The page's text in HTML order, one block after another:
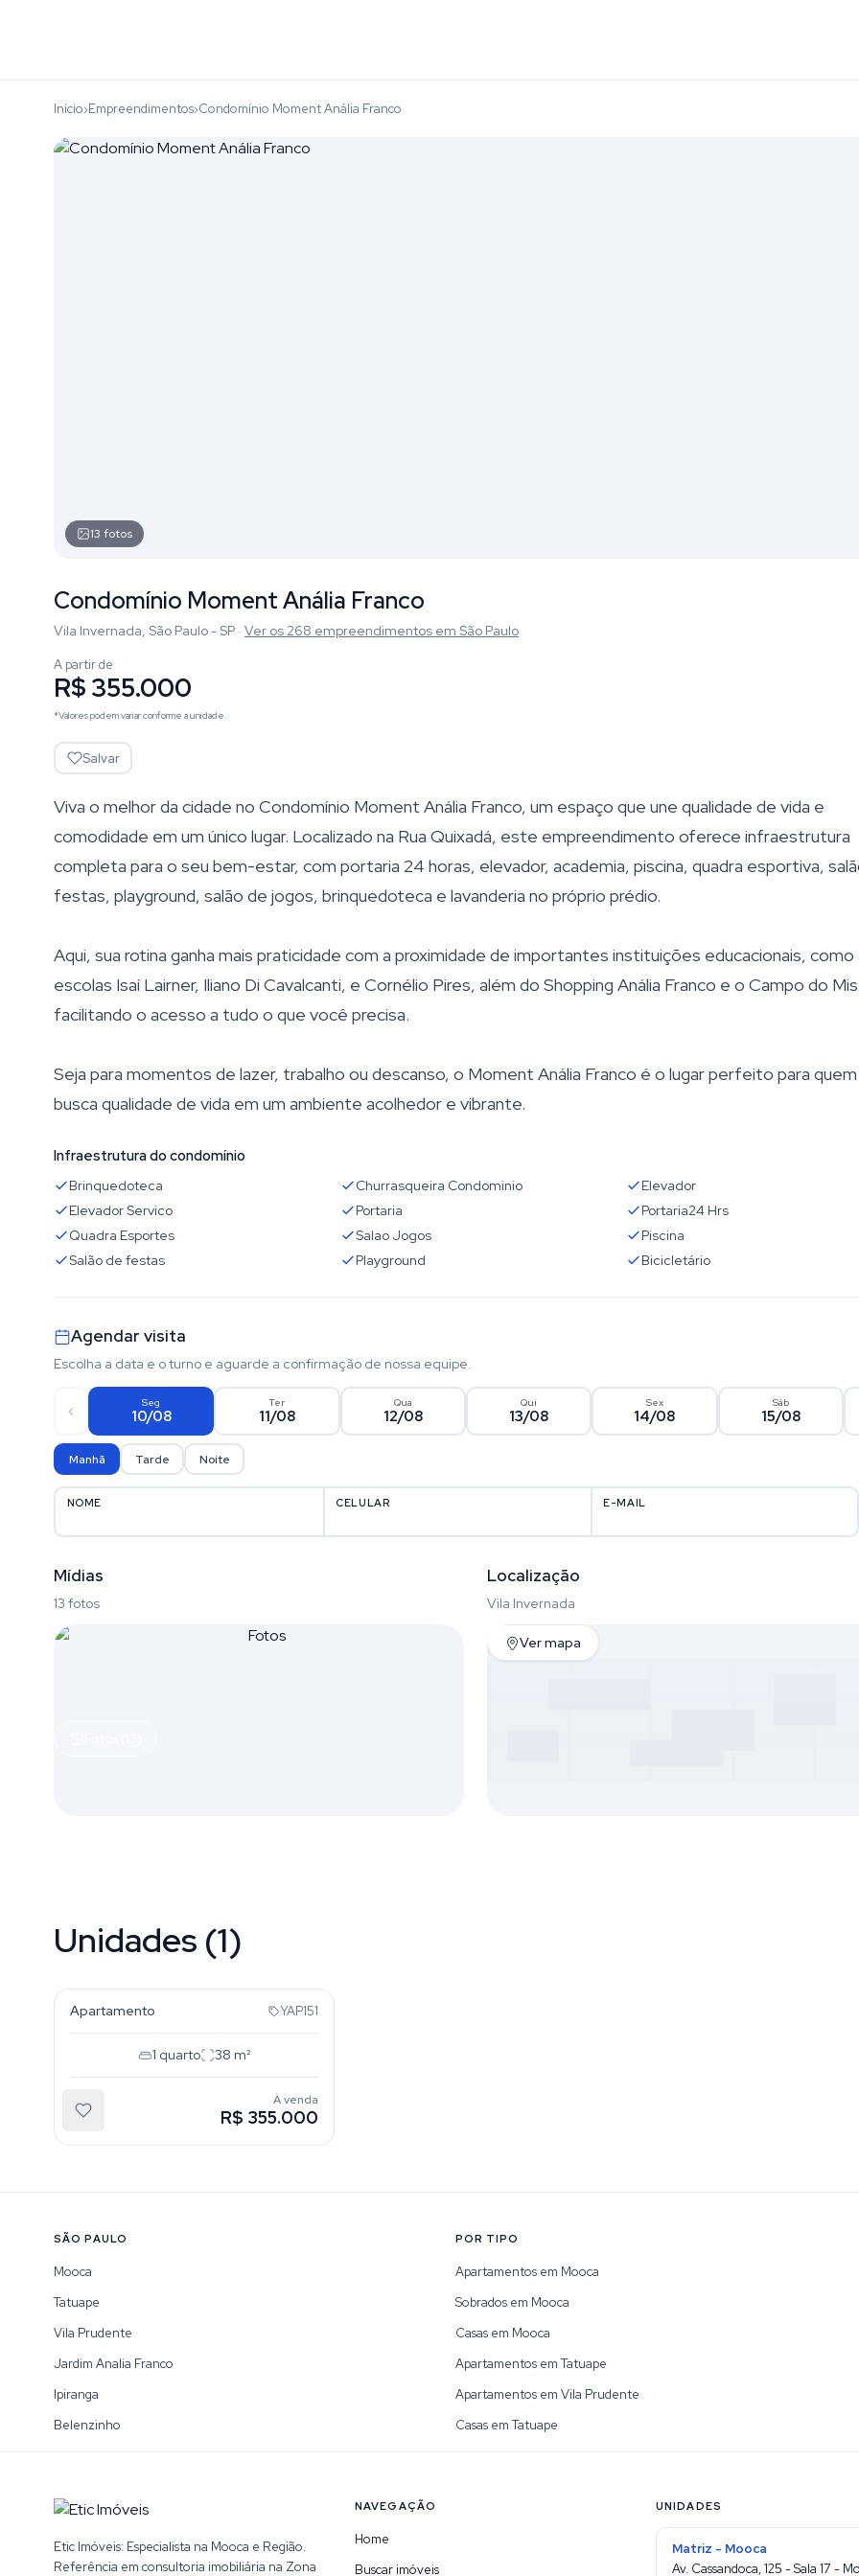
Início›Empreendimentos›Condomínio Moment Anália Franco
13 fotos
Condomínio Moment Anália Franco
Vila Invernada, São Paulo - SP · Ver os 268 empreendimentos em São Paulo
A partir de
R$ 355.000
*Valores podem variar conforme a unidade.
Salvar
Viva o melhor da cidade no Condomínio Moment Anália Franco, um espaço que une qualidade de vida e
comodidade em um único lugar. Localizado na Rua Quixadá, este empreendimento oferece infraestrutura
completa para o seu bem-estar, com portaria 24 horas, elevador, academia, piscina, quadra esportiva,
festas, playground, salão de jogos, brinquedoteca e lavanderia no próprio prédio.
Aqui, sua rotina ganha mais praticidade com a proximidade de importantes instituições educacionais, como
escolas Isaí Lairner, Iliano Di Cavalcanti, e Cornélio Pires, além do Shopping Anália Franco e o Campo do
facilitando o acesso a tudo o que você precisa.
Seja para momentos de lazer, trabalho ou descanso, o Moment Anália Franco é o lugar perfeito para quem
busca qualidade de vida em um ambiente acolhedor e vibrante.
Infraestrutura do condomínio
Brinquedoteca Churrasqueira Condominio
Elevador
Elevador Servico
Portaria
Portaria24 Hrs
Quadra Esportes
Salao Jogos
Piscina
Salão de festas
Playground Bicicletário
Agendar visita
Escolha a data e o turno e aguarde a confirmação de nossa equipe.
Seg
10/08
Ter
11/08
Qua
12/08
Qui
13/08
Sex
14/08
Sáb
15/08
Manhã Tarde Noite
NOME CELULAR E-MAIL
Mídias
13 fotos
Localização
Vila Invernada
Ver mapa
Unidades (1)
Apartamento YAP151
1 quarto 38 m²
À venda
R$ 355.000
SÃO PAULO
Mooca
Tatuape
Vila Prudente
Jardim Analia Franco
Ipiranga
Belenzinho
POR TIPO
Apartamentos em Mooca
Sobrados em Mooca
Casas em Mooca
Apartamentos em Tatuape
Apartamentos em Vila Prudente
Casas em Tatuape
Etic Imóveis: Especialista na Mooca e Região.
Referência em consultoria imobiliária na Zona
NAVEGAÇÃO
Home
Buscar imóveis
UNIDADES
Matriz - Mooca
Av. Cassandoca, 125 - Sala 17 -